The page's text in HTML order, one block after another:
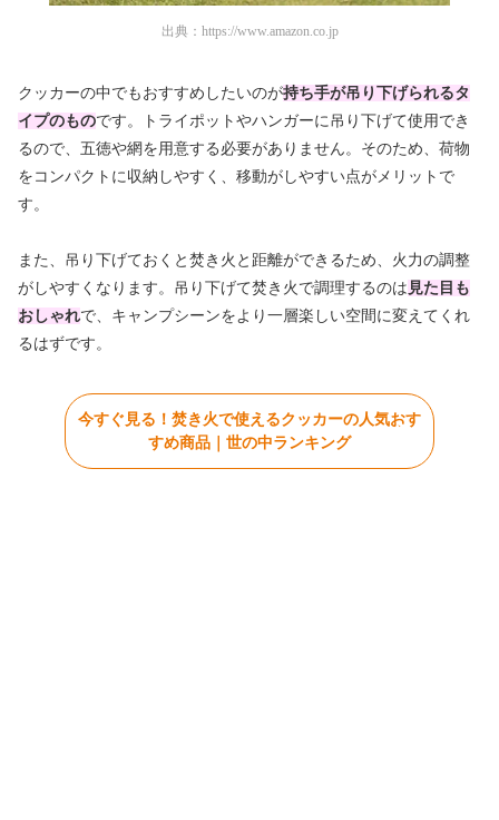
出典： https://www.amazon.co.jp
クッカーの中でもおすすめしたいのが持ち手が吊り下げられるタ
イプのものです。トライポットやハンガーに吊り下げて使用でき
るので、五徳や網を用意する必要がありません。そのため、荷物
をコンパクトに収納しやすく、移動がしやすい点がメリットで
す。
また、吊り下げておくと焚き火と距離ができるため、火力の調整
がしやすくなります。吊り下げて焚き火で調理するのは 見た目も
おしゃれで、キャンプシーンをより一層楽しい空間に変えてくれ
るはずです。
今すぐ見る！焚き火で使えるクッカーの人気おす
すめ商品｜世の中ランキング